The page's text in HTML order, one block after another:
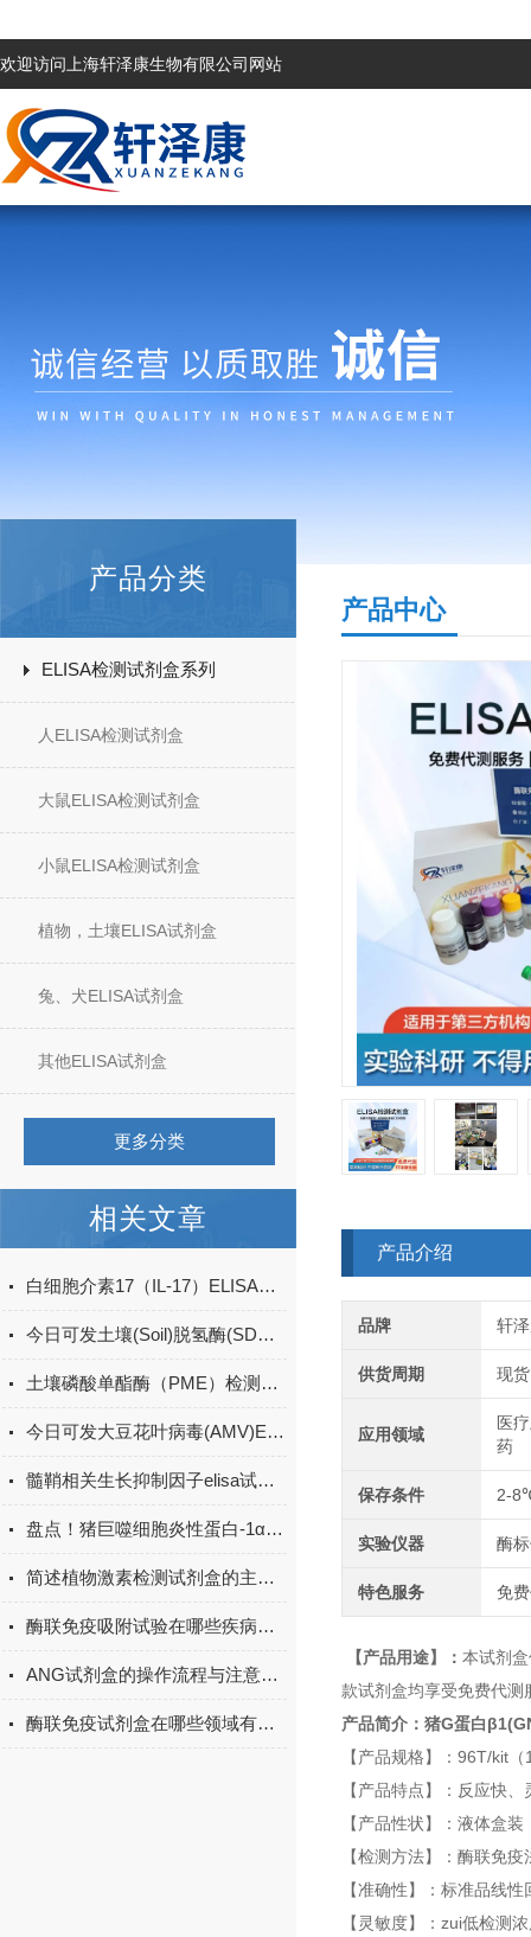
欢迎访问上海轩泽康生物有限公司网站
产品分类
ELISA检测试剂盒系列
人ELISA检测试剂盒
大鼠ELISA检测试剂盒
小鼠ELISA检测试剂盒
植物，土壤ELISA试剂盒
兔、犬ELISA试剂盒
其他ELISA试剂盒
更多分类
相关文章
白细胞介素17（IL-17）ELISA试剂盒的特点及优势
今日可发土壤(Soil)脱氢酶(SDHA)ELISA检测试剂盒＠科研
土壤磷酸单酯酶（PME）检测试剂盒现货
今日可发大豆花叶病毒(AMV)ELISA试剂盒＠科研
髓鞘相关生长抑制因子elisa试剂盒原理
盘点！猪巨噬细胞炎性蛋白-1α(MIP-1α)elisa试剂盒应用详解
简述植物激素检测试剂盒的主要用途
酶联免疫吸附试验在哪些疾病诊断中具有重要的应用价值？
ANG试剂盒的操作流程与注意事项
酶联免疫试剂盒在哪些领域有广泛应用？
产品中心
产品介绍
品牌 轩
供货周期 现货
应用领域
医
药
保存条件 2-
实验仪器 酶
特色服务 免
【产品用途】： 本试剂
款试剂盒均享受免费代
产品简介： 猪G蛋白
【产品规格】：96T/kit
【产品特点】：反应快
【产品性状】：液体盒
【检测方法】：酶联免
【准确性】：标准品线
【灵敏度】：zui低检测